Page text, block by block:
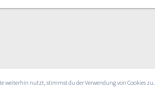
weiterhin nutzt, stimmst du der Verwendung von Cookies zu.